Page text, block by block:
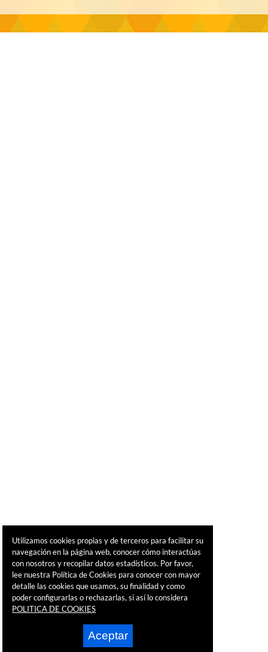
Utilizamos cookies propias y de terceros para facilitar su
navegación en la página web, conocer cómo interactúas
con nosotros y recopilar datos estadísticos. Por favor,
lee nuestra Política de Cookies para conocer con mayor
detalle las cookies que usamos, su finalidad y como
poder configurarlas o rechazarlas, si así lo considera
POLITICA DE COOKIES
Aceptar